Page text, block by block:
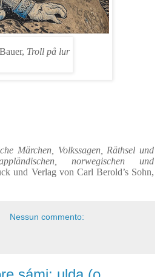
Troll på lur
Märchen, Volkssagen, Räthsel und
norwegischen und
und Verlag von Carl Berold’s Sohn,
Nessun commento: